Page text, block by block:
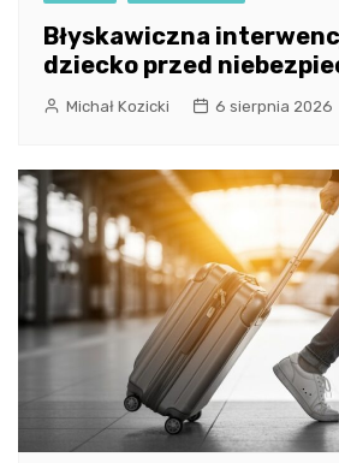
Błyskawiczna
dziecko przed
Michał Kozicki 6 sierpnia 2026